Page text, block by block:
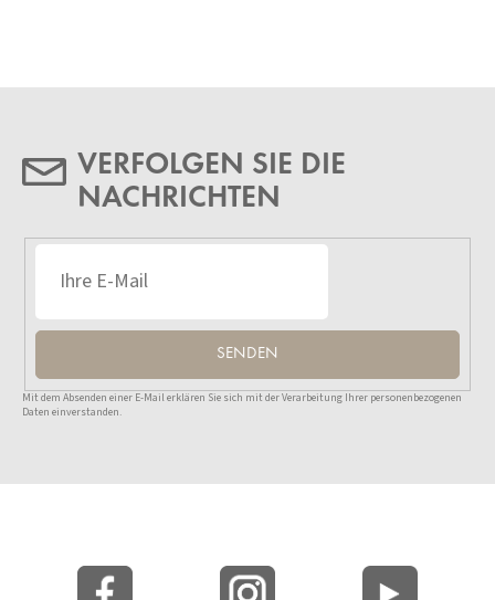
VERFOLGEN SIE DIE
NACHRICHTEN
SENDEN
Mit dem Absenden einer E-Mail erklären Sie sich mit der Verarbeitung Ihrer personenbezogenen
Daten einverstanden.